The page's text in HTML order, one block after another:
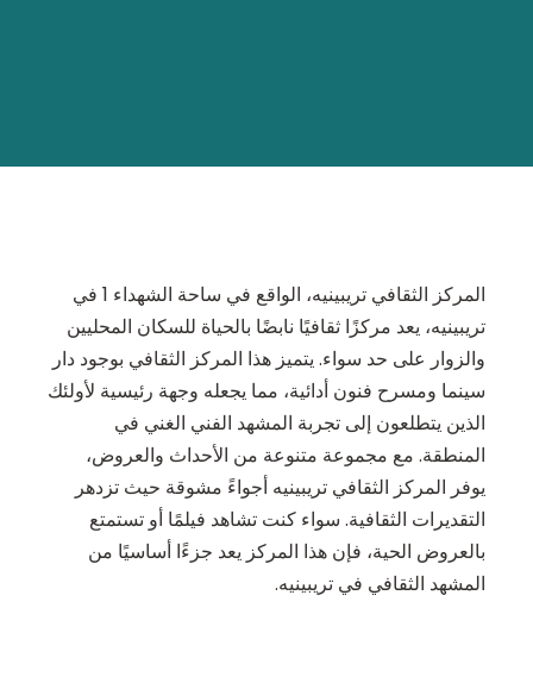
المركز الثقافي تريبينيه، الواقع في ساحة الشهداء 1 في
تريبينيه، يعد مركزًا ثقافيًا نابضًا بالحياة للسكان المحليين
والزوار على حد سواء. يتميز هذا المركز الثقافي بوجود دار
سينما ومسرح فنون أدائية، مما يجعله وجهة رئيسية لأولئك
الذين يتطلعون إلى تجربة المشهد الفني الغني في
المنطقة. مع مجموعة متنوعة من الأحداث والعروض،
يوفر المركز الثقافي تريبينيه أجواءً مشوقة حيث تزدهر
التقديرات الثقافية. سواء كنت تشاهد فيلمًا أو تستمتع
بالعروض الحية، فإن هذا المركز يعد جزءًا أساسيًا من
المشهد الثقافي في تريبينيه.